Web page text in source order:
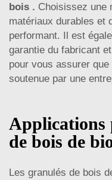
bois . Choisissez une
matériaux durables et
performant. Il est
garantie du fabricant
pour vous assurer
soutenue par une
Applications
de bois de
Les granulés de bois